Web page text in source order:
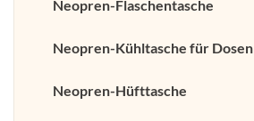
Neopren-Flaschentasche
Neopren-Kühltasche für Dosen
Neopren-Hüfttasche